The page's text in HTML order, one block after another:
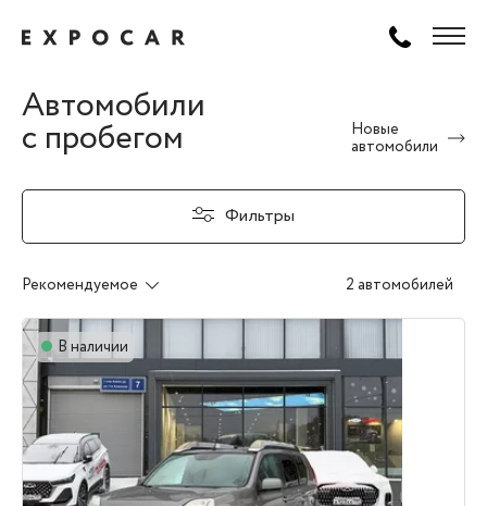
Автомобили
с пробегом
Новые
автомобили
Фильтры
Рекомендуемое 2 автомобилей
В наличии